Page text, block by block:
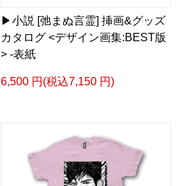
▶︎小説 [弛まぬ言霊] 挿画&グッズ
カタログ <デザイン画集:BEST版
> -表紙
6,500 円(税込7,150 円)